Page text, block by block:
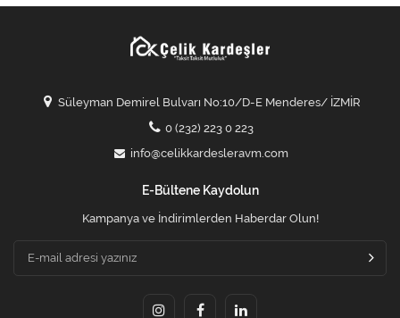
Süleyman Demirel Bulvarı No:10/D-E Menderes/ İZMİR
0 (232) 223 0 223
info@celikkardesleravm.com
E-Bültene Kaydolun
Kampanya ve İndirimlerden Haberdar Olun!